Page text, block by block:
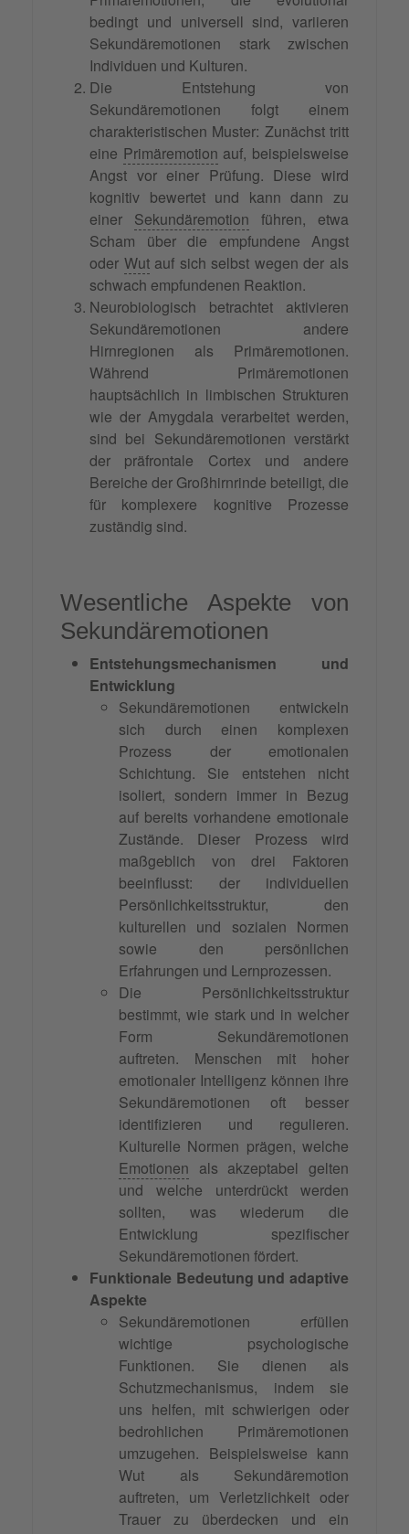
bedingt und universell sind, variieren
Sekundäremotionen stark zwischen
Individuen und Kulturen.
Die Entstehung von
Sekundäremotionen folgt einem
charakteristischen Muster: Zunächst tritt
eine Primäremotion auf, beispielsweise
Angst vor einer Prüfung. Diese wird
kognitiv bewertet und kann dann zu
einer Sekundäremotion führen, etwa
Scham über die empfundene Angst
oder Wutauf sich selbst wegen der als
schwach empfundenen Reaktion.
Neurobiologisch betrachtet aktivieren
Sekundäremotionen andere
Hirnregionen als Primäremotionen.
Während Primäremotionen
hauptsächlich in limbischen Strukturen
wie der Amygdala verarbeitet werden,
sind bei Sekundäremotionen verstärkt
der präfrontale Cortex und andere
Bereiche der Großhirnrinde beteiligt, die
für komplexere kognitive Prozesse
zuständig sind.
Wesentliche Aspekte von
Sekundäremotionen
Entstehungsmechanismen und
Entwicklung
Sekundäremotionen entwickeln
sich durch einen komplexen
Prozess der emotionalen
Schichtung. Sie entstehen nicht
isoliert, sondern immer in Bezug
auf bereits vorhandene emotionale
Zustände. Dieser Prozess wird
maßgeblich von drei Faktoren
beeinflusst: der individuellen
Persönlichkeitsstruktur, den
kulturellen und sozialen Normen
sowie den persönlichen
Erfahrungen und Lernprozessen.
Die Persönlichkeitsstruktur
bestimmt, wie stark und in welcher
Form Sekundäremotionen
auftreten. Menschen mit hoher
emotionaler Intelligenz können ihre
Sekundäremotionen oft besser
identifizieren und regulieren.
Kulturelle Normen prägen, welche
Emotionen als akzeptabel gelten
und welche unterdrückt werden
sollten, was wiederum die
Entwicklung spezifischer
Sekundäremotionen fördert.
Funktionale Bedeutung und adaptive
Aspekte
Sekundäremotionen erfüllen
wichtige psychologische
Funktionen. Sie dienen als
Schutzmechanismus, indem sie
uns helfen, mit schwierigen oder
bedrohlichen Primäremotionen
umzugehen. Beispielsweise kann
Wut als Sekundäremotion
auftreten, um Verletzlichkeit oder
Trauer zu überdecken und ein